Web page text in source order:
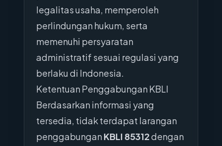
legalitas usaha, memperoleh
perlindungan hukum, serta
memenuhi persyaratan
administratif sesuai regulasi yang
berlaku di Indonesia.
Ketentuan Penggabungan KBLI
Berdasarkan informasi yang
tersedia, tidak terdapat larangan
penggabungan KBLI 85312dengan